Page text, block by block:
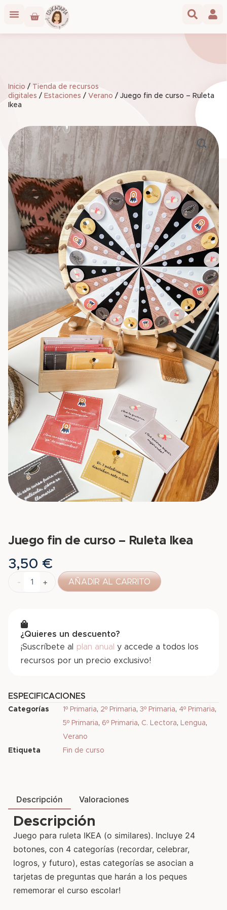
Inicio / Tienda de recursos
digitales / Estaciones / Verano / Juego fin de curso – Ruleta
Ikea
Juego fin de curso – Ruleta Ikea
3,50 €
- + AÑADIR AL CARRITO
¿Quieres un descuento?
¡Suscríbete al
plan anual y accede a todos los
recursos por un precio exclusivo!
ESPECIFICACIONES
Categorías 1º Primaria, 2º Primaria, 3º Primaria, 4º Primaria,
5º Primaria, 6º Primaria, C. Lectora, Lengua,
Verano
Etiqueta
Fin de curso
Descripción Valoraciones
Descripción
Juego para ruleta IKEA (o similares). Incluye 24
botones, con 4 categorías (recordar, celebrar,
logros, y futuro), estas categorías se asocian a
tarjetas de preguntas que harán a los peques
rememorar el curso escolar!